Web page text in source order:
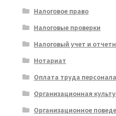
Налоговое право
Налоговые проверки
Налоговый учет и
Нотариат
Оплата труда персонала
Организационная
Организационное